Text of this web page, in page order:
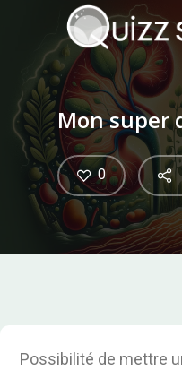
content
Mon super
0
Possibilité de mettre